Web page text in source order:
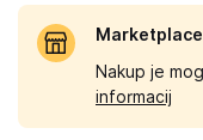
Nakup je
informacij